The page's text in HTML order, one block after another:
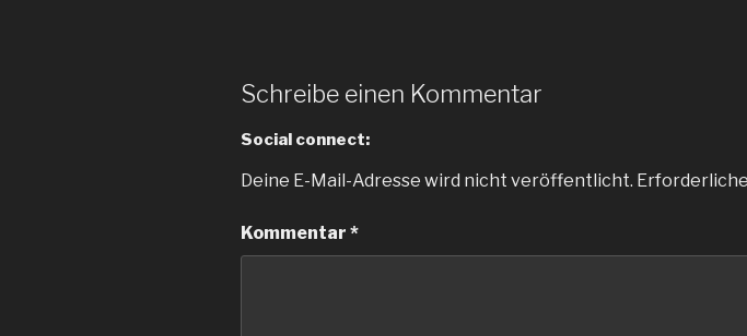
Schreibe einen Kommentar
Social connect:
Deine E-Mail-Adresse wird nicht veröffentlicht.
Kommentar *